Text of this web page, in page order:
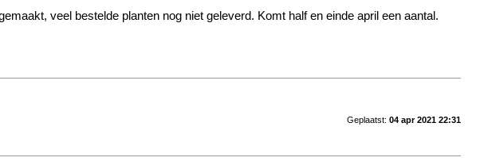
veel bestelde planten nog niet geleverd. Komt half en einde april een aantal.
Geplaatst: 04 apr 2021 22:31